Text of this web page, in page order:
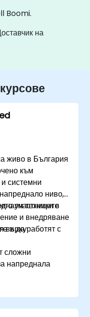
Boomi.
на
живо в България
към
системни
ниво,
техники в
и внедряване
върху
участниците
и да работят с
сложни
напреднала
на
и